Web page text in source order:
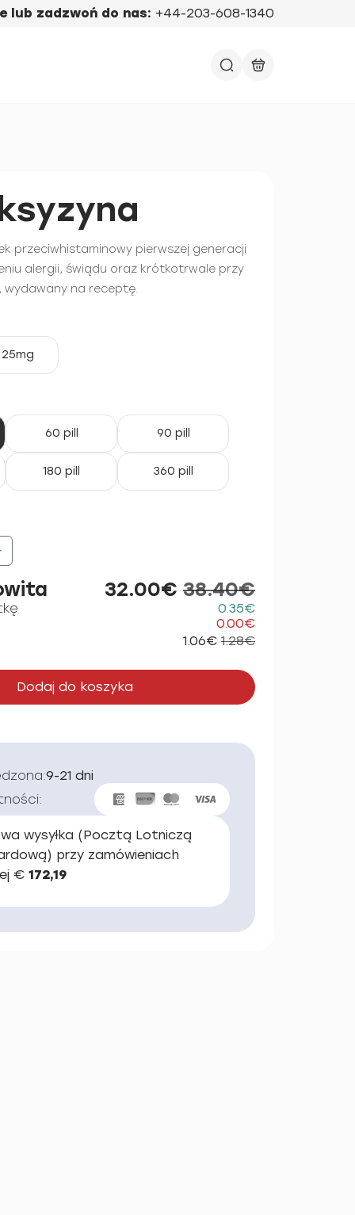
lub zadzwoń do nas: +44-203-608-1340
przeciwhistaminowy pierwszej generacji
alergii, świądu oraz krótkotrwale przy
wydawany na receptę.
25mg
60 pill 90 pill
180 pill 360 pill
32.00€ 38.40€
0.35€
0.00€
1.06€ 1.28€
Dodaj do koszyka
9-21 dni
wysyłka (Pocztą Lotniczą
przy zamówieniach
€ 172,19